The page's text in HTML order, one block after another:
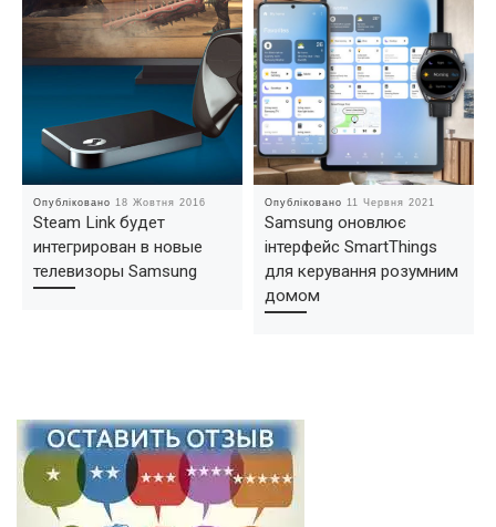
Опубліковано18 Жовтня 2016
Steam Link будет
интегрирован в новые
телевизоры Samsung
Опубліковано11 Червня 2021
Samsung оновлює
інтерфейс SmartThings
для керування розумним
домом